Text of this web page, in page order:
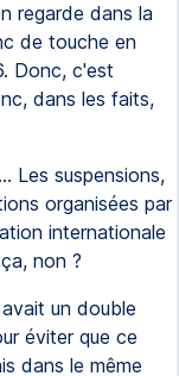
regarde dans la
de touche en
Donc, c'est
dans les faits,
Les suspensions,
organisées par
internationale
non ?
un double
éviter que ce
dans le même